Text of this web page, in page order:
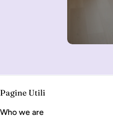
Pagine Utili
Who we are